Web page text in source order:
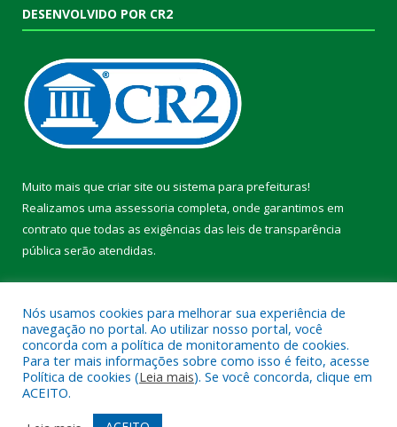
DESENVOLVIDO POR CR2
Muito mais que criar site ou sistema para prefeituras!
Realizamos uma assessoria completa, onde garantimos em
contrato que todas as exigências das leis de transparência
pública serão atendidas.
Todos os direitos reservados a Prefeitura Municipal de Pacajá.
Nós usamos cookies para melhorar sua experiência de
navegação no portal. Ao utilizar nosso portal, você
concorda com a política de monitoramento de cookies.
Para ter mais informações sobre como isso é feito, acesse
Política de cookies (Leia mais). Se você concorda, clique em
ACEITO.